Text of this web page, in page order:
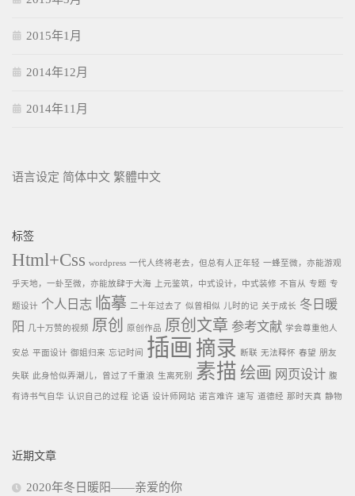
2015年1月
2014年12月
2014年11月
语言设定 简体中文 繁體中文
标签
Html+Css wordpress 一代人终将老去，但总有人正年轻 一蜂至微，亦能游观
乎天地，一虲至微，亦能放肆于大海 上元鉴筑，中式设计，中式装修 不盲从 专题 专
题设计 个人日志 临摹 二十年过去了 似曾相似 儿时的记 关于成长 冬日暖
阳
几十万赞的视频 原创 原创作品 原创文章 参考文献 学会尊重他人
安总 平面设计 御姐归来 忘记时间 插画 摘录 断联 无法释怀 春望 朋友
失联 此身恰似弄潮儿，曾过了千重浪 生离死别 素描 绘画 网页设计 腹
有诗书气自华 认识自己的过程 论语 设计师网站 诺言难许 速写 道德经 那时天真 静物
近期文章
2020年冬日暖阳——亲爱的你